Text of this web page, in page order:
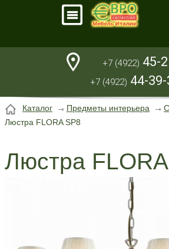
+7 (4922) 45-
+7 (4922) 44-
Каталог Предметы интерьера
Люстра FLORA SP8
Люстра